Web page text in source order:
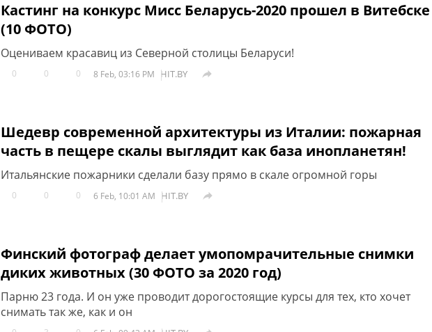
Кастинг на конкурс Мисс Беларусь-2020 прошел в Витебске
(10 ФОТО)
Оцениваем красавиц из Северной столицы Беларуси!
0 0 0 8 Feb, 03:16 PM HIT.BY 
Шедевр современной архитектуры из Италии: пожарная
часть в пещере скалы выглядит как база инопланетян!
Итальянские пожарники сделали базу прямо в скале огромной горы
0 0 0 6 Feb, 10:01 AM HIT.BY 
Финский фотограф делает умопомрачительные снимки
диких животных (30 ФОТО за 2020 год)
Парню 23 года. И он уже проводит дорогостоящие курсы для тех, кто хочет
снимать так же, как и он